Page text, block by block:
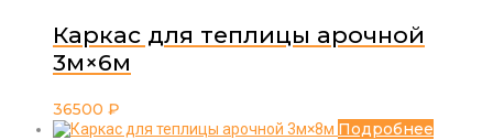
Каркас для теплицы арочной
3м×6м
36500 ₽
Подробнее